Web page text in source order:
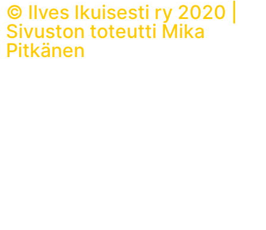
© Ilves Ikuisesti ry 2020 |
Sivuston toteutti Mika
Pitkänen